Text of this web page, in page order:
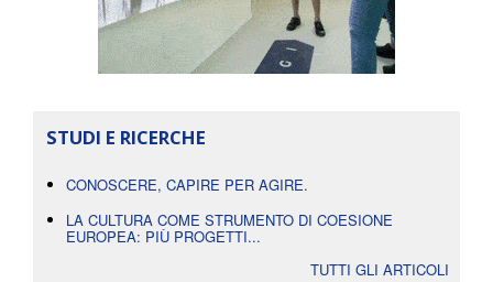
STUDI E RICERCHE
CONOSCERE, CAPIRE PER AGIRE.
LA CULTURA COME STRUMENTO DI COESIONE
EUROPEA: PIÙ PROGETTI...
TUTTI GLI ARTICOLI